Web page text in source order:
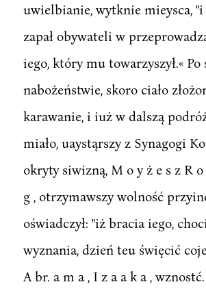
uwielbianie, wytknie mieysca,
zapał obywateli w
iego, który mu towarzyszył.« Po
nabożeństwie, skoro ciało
karawanie, i iuż w dalszą
miało, uaystąrszy z Synagogi
okryty siwizną, M o y ż e s z R
g , otrzymawszy wolność
oświadczył: "iż bracia iego,
wyznania, dzień teu święcić
A br. a m a , I z a a k a , wznostć.